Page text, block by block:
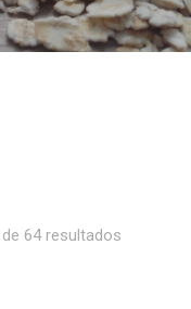
64 resultados